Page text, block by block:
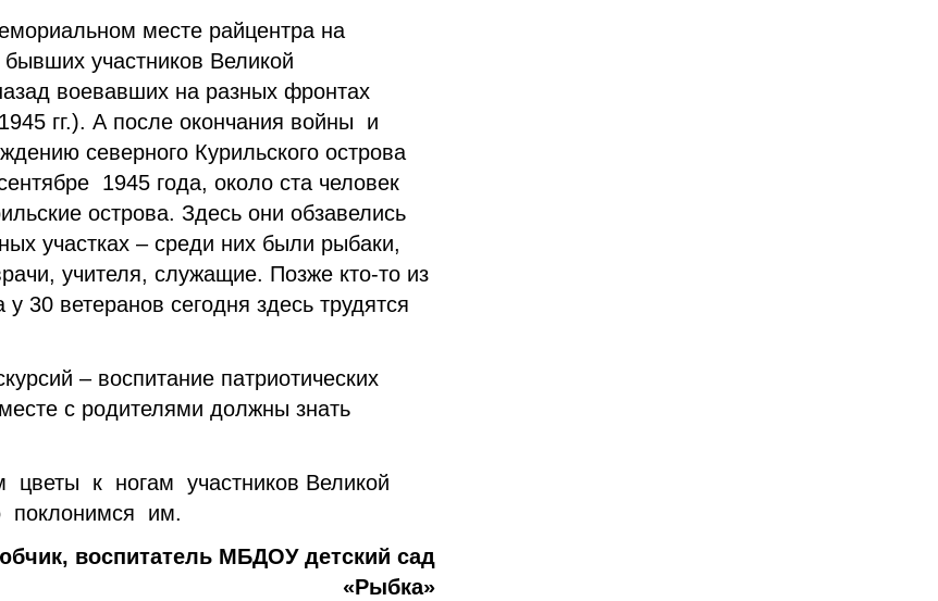
месте райцентра на
участников Великой
воевавших на разных фронтах
гг.). А после окончания войны и
северного Курильского острова
1945 года, около ста человек
острова. Здесь они обзавелись
участках – среди них были рыбаки,
учителя, служащие. Позже кто-то из
30 ветеранов сегодня здесь трудятся
– воспитание патриотических
с родителями должны знать
к ногам участников Великой
поклонимся им.
МБДОУ детский сад
«Рыбка»